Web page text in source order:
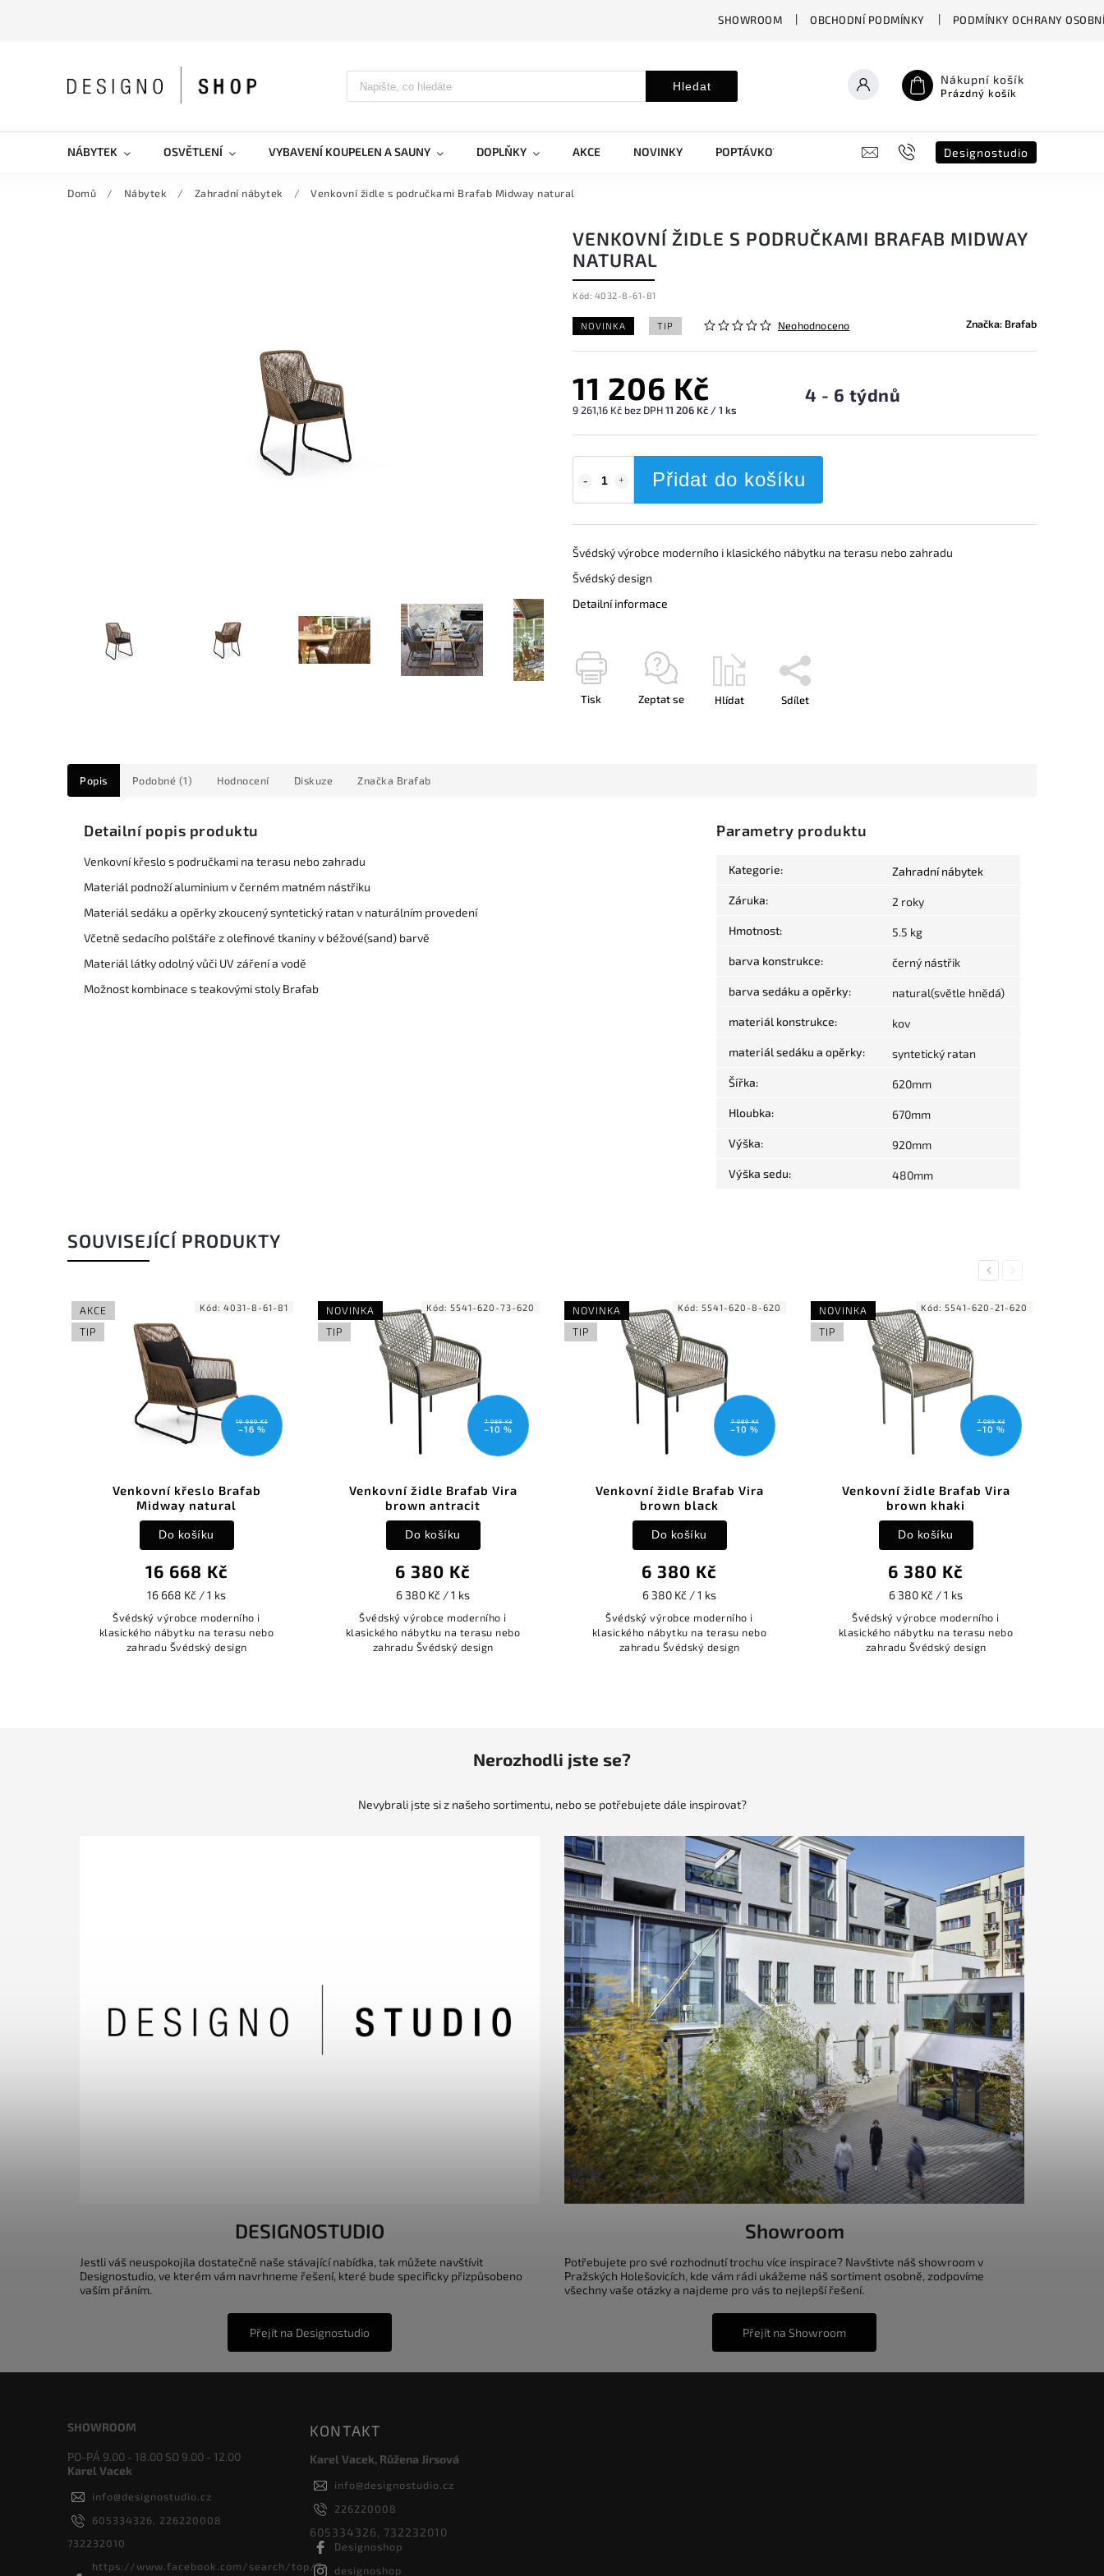
SHOWROOM OBCHODNÍ PODMÍNKY PODMÍNKY OCHRANY
Hledat Nákupní košík
Prázdný košík
NÁBYTEK OSVĚTLENÍ VYBAVENÍ KOUPELEN A SAUNY DOPLŇKY AKCE NOVINKY POPTÁVKOVÝ FORMULÁŘ B2B SHOWROOM
Designostudio
Domů / Nábytek / Zahradní nábytek / Venkovní židle s područkami Brafab Midway natural
VENKOVNÍ ŽIDLE S PODRUČKAMI BRAFAB MIDWAY
NATURAL
Kód: 4032-8-61-81
NOVINKA TIP Neohodnoceno Značka: Brafab
11 206 Kč
9 261,16 Kč bez DPH11 206 Kč / 1 ks
4 - 6 týdnů
Přidat do košíku
Švédský výrobce moderního i klasického nábytku na terasu nebo zahradu
Švédský design
Detailní informace
Tisk Zeptat se Hlídat Sdílet
Popis Podobné (1) Hodnocení Diskuze Značka Brafab
Detailní popis produktu
Venkovní křeslo s područkami na terasu nebo zahradu
Materiál podnoží aluminium v černém matném nástřiku
Materiál sedáku a opěrky zkoucený syntetický ratan v naturálním provedení
Včetně sedacího polštáře z olefinové tkaniny v béžové(sand) barvě
Materiál látky odolný vůči UV záření a vodě
Možnost kombinace s teakovými stoly Brafab
Parametry produktu
Kategorie: Zahradní nábytek
Záruka: 2 roky
Hmotnost: 5.5 kg
barva konstrukce: černý nástřik
barva sedáku a opěrky: natural(světle hnědá)
materiál konstrukce: kov
materiál sedáku a opěrky: syntetický ratan
Šířka: 620mm
Hloubka: 670mm
Výška: 920mm
Výška sedu: 480mm
SOUVISEJÍCÍ PRODUKTY
Previous
AKCE
TIP
19 980 Kč
–16 %
Venkovní křeslo Brafab
Midway natural
16 668 Kč
16 668 Kč / 1 ks
Do košíku
Švédský výrobce moderního i
klasického nábytku na terasu nebo
zahradu Švédský design
Kód: 4031-8-61-81
NOVINKA
TIP
7 089 Kč
–10 %
Venkovní židle Brafab Vira
brown antracit
6 380 Kč
6 380 Kč / 1 ks
Do košíku
Švédský výrobce moderního i
klasického nábytku na terasu nebo
zahradu Švédský design
Kód: 5541-620-73-620
NOVINKA
TIP
7 089 Kč
–10 %
Venkovní židle Brafab Vira
brown black
6 380 Kč
6 380 Kč / 1 ks
Do košíku
Švédský výrobce moderního i
klasického nábytku na terasu nebo
zahradu Švédský design
Kód: 5541-620-8-620
NOVINKA
TIP
7 089 Kč
–10 %
Venkovní židle Brafab Vira
brown khaki
6 380 Kč
6 380 Kč / 1 ks
Do košíku
Švédský výrobce moderního i
klasického nábytku na terasu nebo
zahradu Švédský design
Kód: 5541-620-21-620
Next
Nerozhodli jste se?
Nevybrali jste si z našeho sortimentu, nebo se potřebujete dále inspirovat?
DESIGNOSTUDIO
Jestli váš neuspokojila dostatečně naše stávající nabídka, tak můžete navštívit
Designostudio, ve kterém vám navrhneme řešení, které bude specificky přizpůsobeno
vaším přáním.
Přejít na Designostudio
Showroom
Potřebujete pro své rozhodnutí trochu více inspirace? Navštivte náš showroom v
Pražských Holešovicích, kde vám rádi ukážeme náš sortiment osobně, zodpovíme
všechny vaše otázky a najdeme pro vás to nejlepší řešení.
Přejít na Showroom
SHOWROOM
PO-PÁ 9.00 - 18.00 SO 9.00 - 12.00
Karel Vacek
info@designostudio.cz
605334326, 226220008
732232010
https://www.facebook.com/search/top/?
KONTAKT
Karel Vacek, Růžena Jirsová
info@designostudio.cz
226220008
605334326, 732232010
Designoshop
designoshop